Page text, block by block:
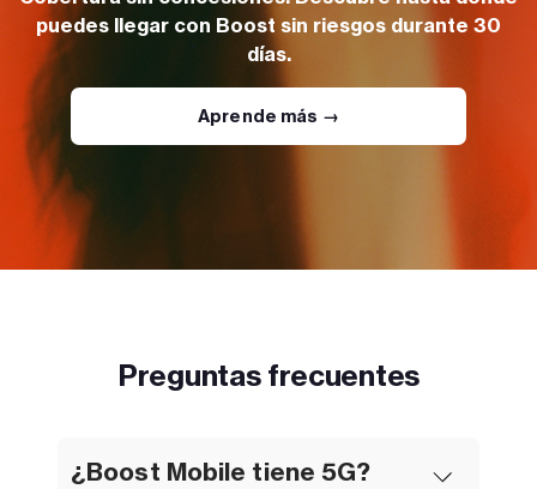
puedes llegar con Boost sin riesgos durante 30
días.
Aprende más →
Preguntas frecuentes
¿Boost Mobile tiene 5G?